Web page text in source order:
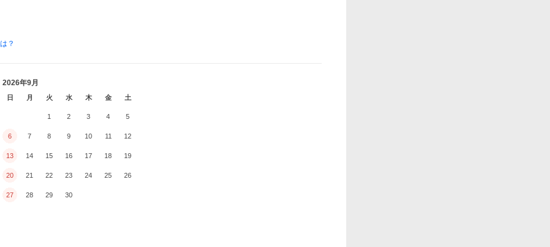
？
2026年9月
日 月 火 水 木 金 土
1 2 3 4 5
6 7 8 9 10 11 12
13 14 15 16 17 18 19
20 21 22 23 24 25 26
27 28 29 30